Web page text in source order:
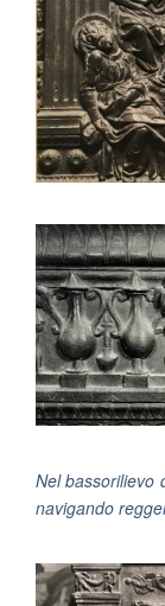
Nel bassorilievo
navigando